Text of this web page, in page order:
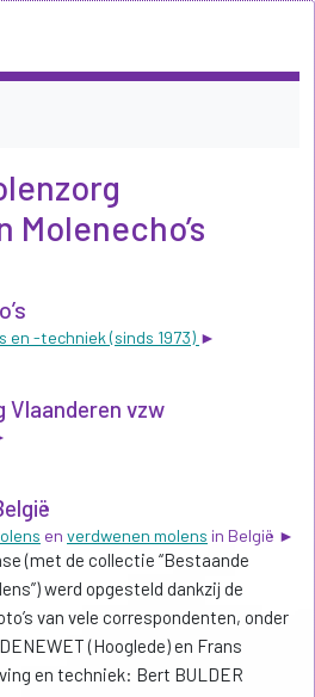
Molenecho’s
en -techniek (sinds 1973) ►
Vlaanderen vzw
en verdwenen molens in België ►
(met de collectie “Bestaande
werd opgesteld dankzij de
van vele correspondenten, onder
(Hooglede) en Frans
en techniek: Bert BULDER